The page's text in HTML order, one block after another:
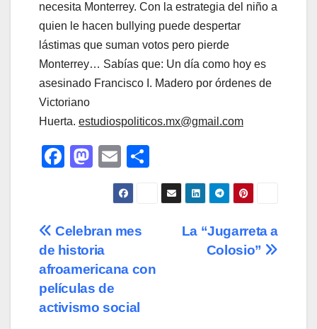
necesita Monterrey. Con la estrategia del niño a
quien le hacen bullying puede despertar
lástimas que suman votos pero pierde
Monterrey… Sabías que: Un día como hoy es
asesinado Francisco I. Madero por órdenes de
Victoriano
Huerta. estudiospoliticos.mx@gmail.com
F
e
b
o
o
k
M
o
d
o
n
E
m
ail
o
m
tir
Navegación
de
entradas
La “Jugarreta a
Colosio”
Celebran mes
de historia
afroamericana con
películas de
activismo social